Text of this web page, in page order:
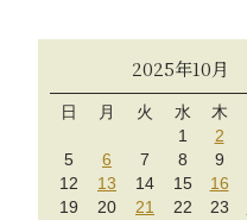
2025年10月
日 月 火 水 木
1
2
5
6 7 8 9
12
13 14 15 16
19
20 21 22 23